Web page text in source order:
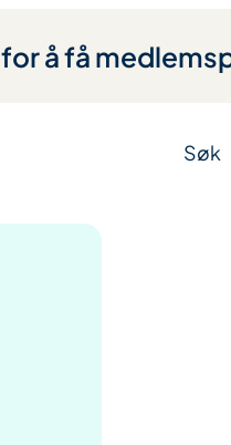
for å få
Søk